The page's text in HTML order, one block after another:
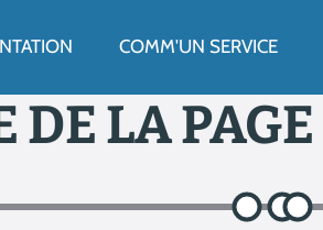
COMM'UN SERVICE
DE LA PAGE